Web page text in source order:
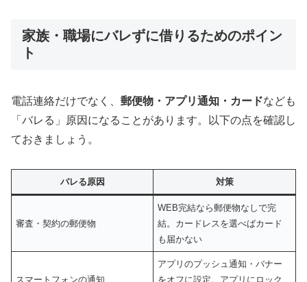
家族・職場にバレずに借りるためのポイン
ト
電話連絡だけでなく、 郵便物・アプリ通知・カードなども
「バレる」原因になることがあります。以下の点を確認し
ておきましょう。
バレる原因 対策
審査・契約の郵便物
WEB完結なら郵便物なしで完
結。カードレスを選べばカード
も届かない
スマートフォンの通知
アプリのプッシュ通知・バナー
をオフに設定。アプリにロック